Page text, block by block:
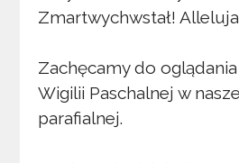
Zmartwychwstał!
Zachęcamy do
Wigilii Paschalnej w
parafialnej.